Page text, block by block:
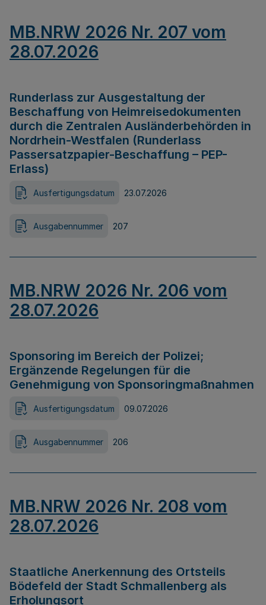
MB.NRW 2026 Nr. 207 vom
28.07.2026
Runderlass zur Ausgestaltung der
Beschaffung von Heimreisedokumenten
durch die Zentralen Ausländerbehörden in
Nordrhein-Westfalen (Runderlass
Passersatzpapier-Beschaffung – PEP-
Erlass)
Ausfertigungsdatum 23.07.2026
Ausgabennummer 207
MB.NRW 2026 Nr. 206 vom
28.07.2026
Sponsoring im Bereich der Polizei;
Ergänzende Regelungen für die
Genehmigung von Sponsoringmaßnahmen
Ausfertigungsdatum 09.07.2026
Ausgabennummer 206
MB.NRW 2026 Nr. 208 vom
28.07.2026
Staatliche Anerkennung des Ortsteils
Bödefeld der Stadt Schmallenberg als
Erholungsort